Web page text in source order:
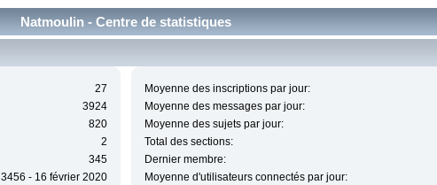
Natmoulin - Centre de statistiques
27
3924
820
2
345
3456 - 16 février 2020
Moyenne des inscriptions par jour:
Moyenne des messages par jour:
Moyenne des sujets par jour:
Total des sections:
Dernier membre:
Moyenne d'utilisateurs connectés par jour: